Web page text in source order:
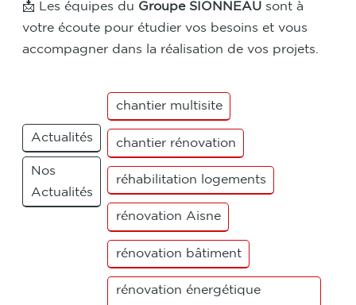
📩 Les équipes du Groupe SIONNEAU sont à
votre écoute pour étudier vos besoins et vous
accompagner dans la réalisation de vos projets.
Actualités
Nos
Actualités
chantier multisite
chantier rénovation
réhabilitation logements
rénovation Aisne
rénovation bâtiment
rénovation énergétique